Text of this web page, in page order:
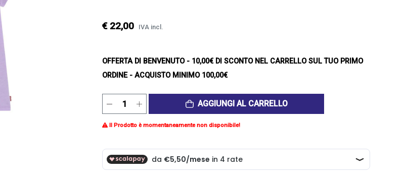
€ 22,00 IVA incl.
OFFERTA DI BENVENUTO- 10,00€ DI SCONTO NEL CARRELLO SUL TUO PRIMO
ORDINE - ACQUISTO MINIMO 100,00€
AGGIUNGI AL CARRELLO
Il Prodotto è momentaneamente non disponibile!